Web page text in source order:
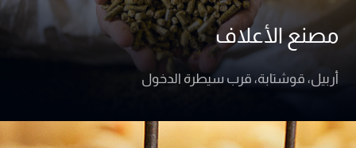
مصنع الأعلاف
أربيل، قوشتابة، قرب سيطرة الدخول